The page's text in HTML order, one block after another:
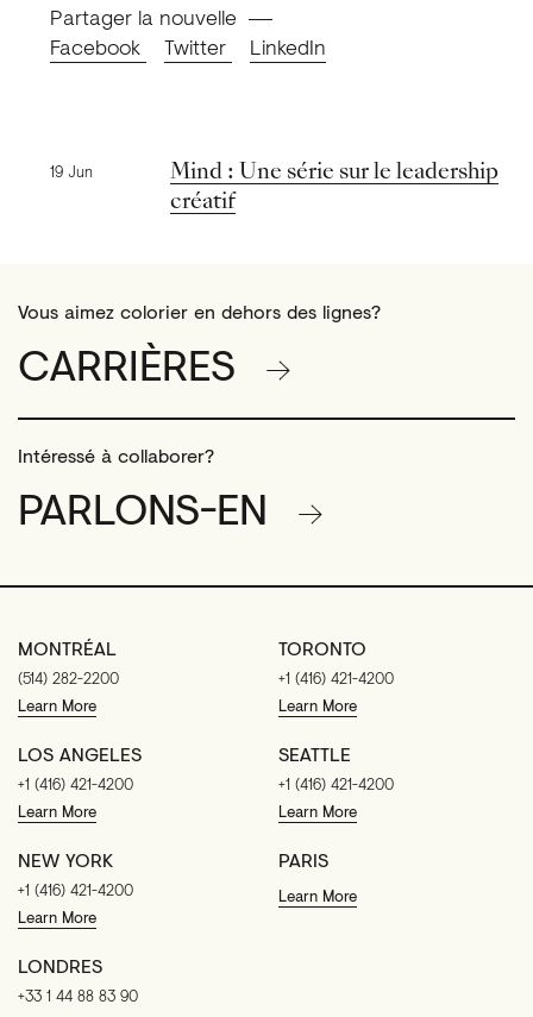
Partager la nouvelle
Facebook
Twitter LinkedIn
Nouvelles précédentes
19 Jun
Mind : Une série sur le leadership
créatif
Vous aimez colorier en dehors des lignes?
CARRIÈRES
Intéressé à collaborer?
PARLONS-EN
MONTRÉAL
(514) 282-2200
Learn More
TORONTO
+1 (416) 421-4200
Learn More
LOS ANGELES
+1 (416) 421-4200
Learn More
SEATTLE
+1 (416) 421-4200
Learn More
NEW YORK
+1 (416) 421-4200
Learn More
PARIS
Learn More
LONDRES
+33 1 44 88 83 90